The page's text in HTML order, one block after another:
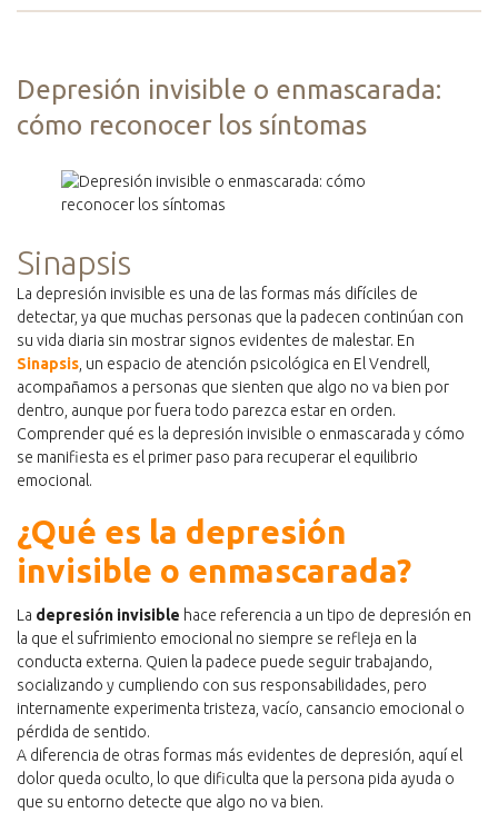
Depresión invisible o enmascarada:
cómo reconocer los síntomas
Sinapsis
La depresión invisible es una de las formas más difíciles de
detectar, ya que muchas personas que la padecen continúan con
su vida diaria sin mostrar signos evidentes de malestar. En
Sinapsis, un espacio de atención psicológica en El Vendrell,
acompañamos a personas que sienten que algo no va bien por
dentro, aunque por fuera todo parezca estar en orden.
Comprender qué es la depresión invisible o enmascarada y cómo
se manifiesta es el primer paso para recuperar el equilibrio
emocional.
¿Qué es la depresión
invisible o enmascarada?
La depresión invisible hace referencia a un tipo de depresión en
la que el sufrimiento emocional no siempre se refleja en la
conducta externa. Quien la padece puede seguir trabajando,
socializando y cumpliendo con sus responsabilidades, pero
internamente experimenta tristeza, vacío, cansancio emocional o
pérdida de sentido.
A diferencia de otras formas más evidentes de depresión, aquí el
dolor queda oculto, lo que dificulta que la persona pida ayuda o
que su entorno detecte que algo no va bien.